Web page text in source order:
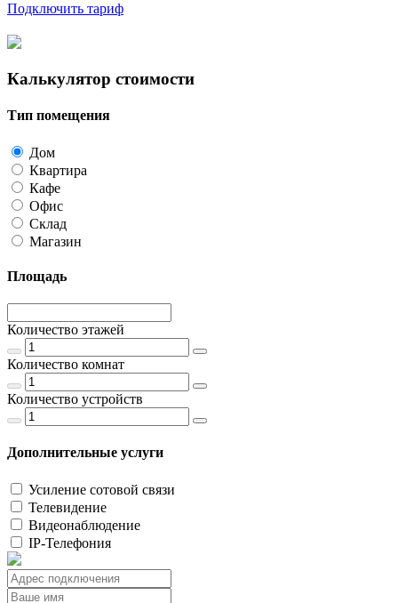
Подключить тариф
Калькулятор стоимости
Тип помещения
Дом
Квартира
Кафе
Офис
Склад
Магазин
Площадь
Количество этажей
Количество комнат
Количество устройств
Дополнительные услуги
Усиление сотовой связи
Телевидение
Видеонаблюдение
IP-Телефония